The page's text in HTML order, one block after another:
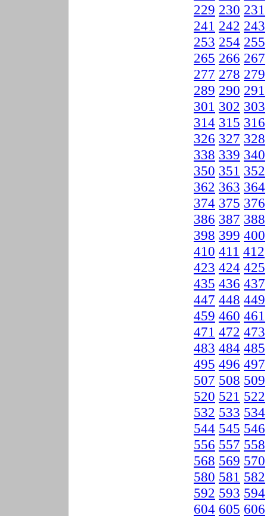
229 230 231
241 242 243
253 254 255
265 266 267
277 278 279
289 290 291
301 302 303
314 315 316
326 327 328
338 339 340
350 351 352
362 363 364
374 375 376
386 387 388
398 399 400
410 411 412
423 424 425
435 436 437
447 448 449
459 460 461
471 472 473
483 484 485
495 496 497
507 508 509
520 521 522
532 533 534
544 545 546
556 557 558
568 569 570
580 581 582
592 593 594
604 605 606